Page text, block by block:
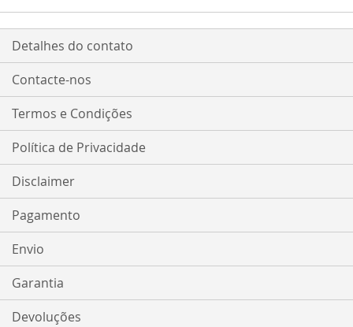
DESEJOS
DESEJOS
Detalhes do contato
Contacte-nos
Termos e Condições
Política de Privacidade
Disclaimer
Pagamento
Envio
Garantia
Devoluções